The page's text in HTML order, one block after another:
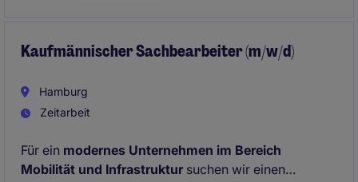
Kaufmännischer Sachbearbeiter (m/w/d)
Hamburg
Zeitarbeit
Für ein modernes Unternehmen im Bereich
Mobilität und Infrastruktur suchen wir einen